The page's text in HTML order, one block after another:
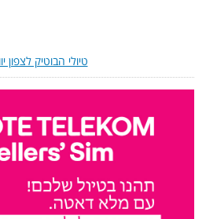
טיולי הבוטיק לצפון